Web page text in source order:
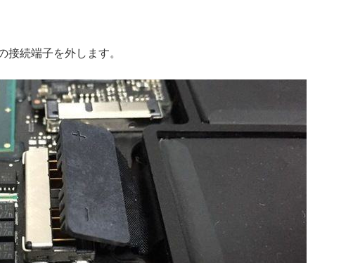
続端子を外します。